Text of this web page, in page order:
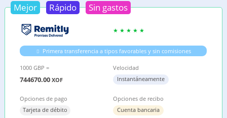
Mejor Rápido Sin gastos
Primera transferencia a tipos favorables y sin comisiones
1000 GBP =
744670.00 XOF
Velocidad
Instantáneamente
Opciones de pago
Tarjeta de débito
Opciones de recibo
Cuenta bancaria